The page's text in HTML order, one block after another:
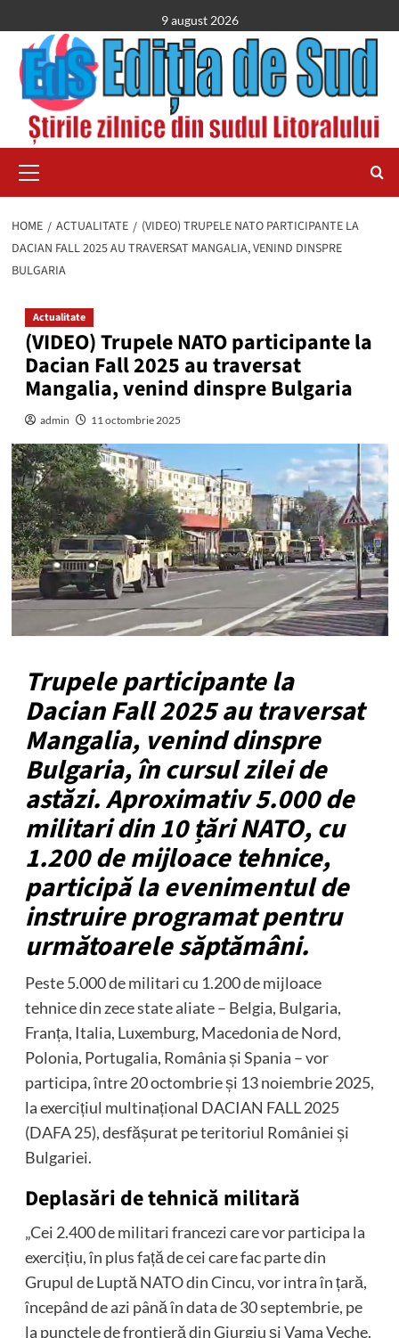
to
content
9 august 2026
Menu
HOME ACTUALITATE
(VIDEO) TRUPELE NATO PARTICIPANTE LA
DACIAN FALL 2025 AU TRAVERSAT MANGALIA, VENIND DINSPRE
BULGARIA
Actualitate
(VIDEO) Trupele NATO participante la
Dacian Fall 2025 au traversat
Mangalia, venind dinspre Bulgaria
admin 11 octombrie 2025
Trupele participante la
Dacian Fall 2025 au traversat
Mangalia, venind dinspre
Bulgaria, în cursul zilei de
astăzi. Aproximativ 5.000 de
militari din 10 țări NATO, cu
1.200 de mijloace tehnice,
participă la evenimentul de
instruire programat pentru
următoarele săptămâni.
Peste 5.000 de militari cu 1.200 de mijloace
tehnice din zece state aliate – Belgia, Bulgaria,
Franța, Italia, Luxemburg, Macedonia de Nord,
Polonia, Portugalia, România și Spania – vor
participa, între 20 octombrie și 13 noiembrie 2025,
la exercițiul multinațional DACIAN FALL 2025
(DAFA 25), desfășurat pe teritoriul României și
Bulgariei.
Deplasări de tehnică militară
„Cei 2.400 de militari francezi care vor participa la
exercițiu, în plus față de cei care fac parte din
Grupul de Luptă NATO din Cincu, vor intra în țară,
începând de azi până în data de 30 septembrie, pe
la punctele de frontieră din Giurgiu și Vama Veche.